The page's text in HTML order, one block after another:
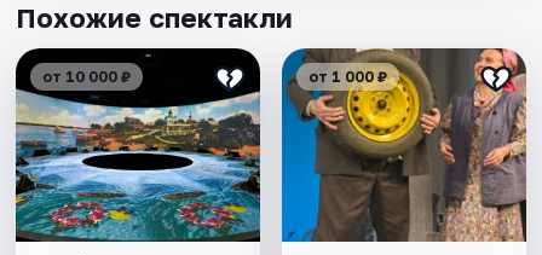
Похожие спектакли
от 10 000 ₽ от 1 000 ₽